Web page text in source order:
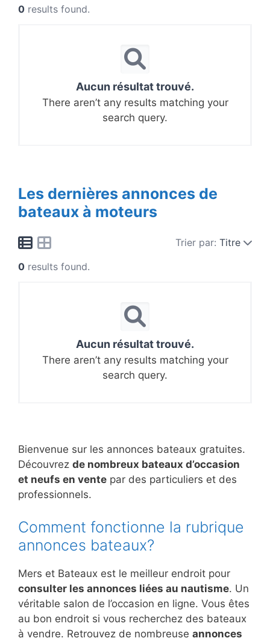
0 results found.
Aucun résultat trouvé.
There aren’t any results matching your
search query.
Les dernières annonces de
bateaux à moteurs
Trier par: Titre
0 results found.
Aucun résultat trouvé.
There aren’t any results matching your
search query.
Bienvenue sur les annonces bateaux gratuites.
Découvrez de nombreux bateaux d’occasion
et neufs en vente par des particuliers et des
professionnels.
Comment fonctionne la rubrique
annonces bateaux?
Mers et Bateaux est le meilleur endroit pour
consulter les annonces liées au nautisme. Un
véritable salon de l’occasion en ligne. Vous êtes
au bon endroit si vous recherchez des bateaux
à vendre. Retrouvez de nombreuse annonces